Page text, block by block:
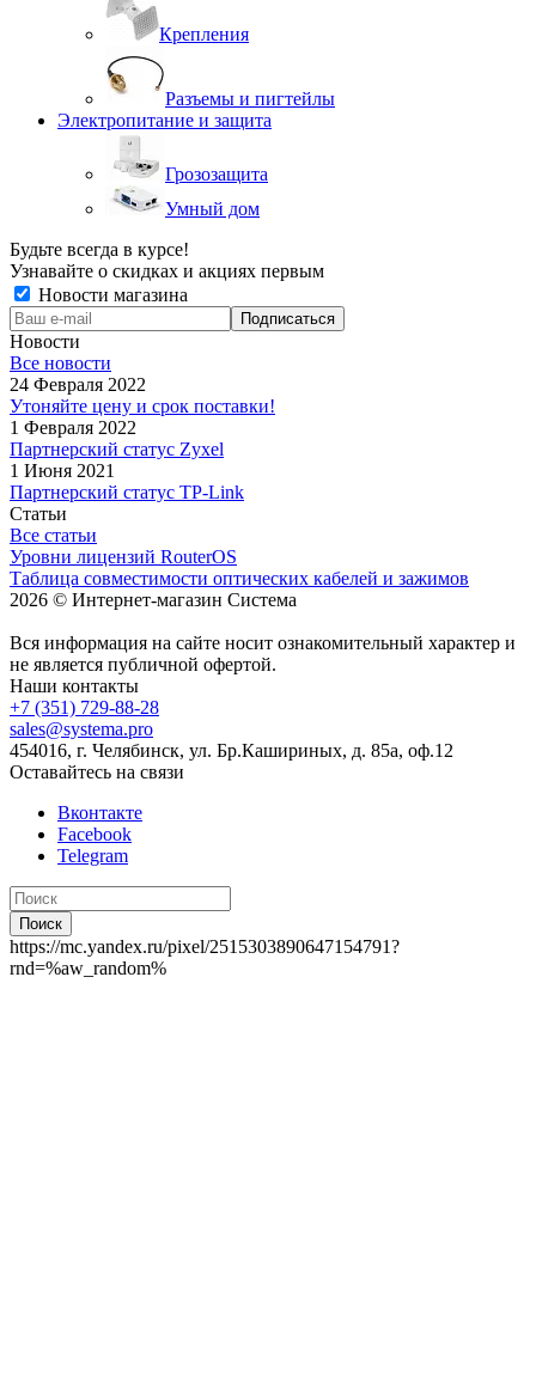
Крепления
Разъемы и пигтейлы
Электропитание и защита
Грозозащита
Умный дом
Будьте всегда в курсе!
Узнавайте о скидках и акциях первым
Новости магазина
Новости
Все новости
24 Февраля 2022
Утоняйте цену и срок поставки!
1 Февраля 2022
Партнерский статус Zyxel
1 Июня 2021
Партнерский статус TP-Link
Статьи
Все статьи
Уровни лицензий RouterOS
Таблица совместимости оптических кабелей и зажимов
2026 © Интернет-магазин Система
Вся информация на сайте носит ознакомительный характер и
не является публичной офертой.
Наши контакты
+7 (351) 729-88-28
sales@systema.pro
454016, г. Челябинск, ул. Бр.Кашириных, д. 85а, оф.12
Оставайтесь на связи
Вконтакте
Facebook
Telegram
Поиск
https://mc.yandex.ru/pixel/2515303890647154791?
rnd=%aw_random%